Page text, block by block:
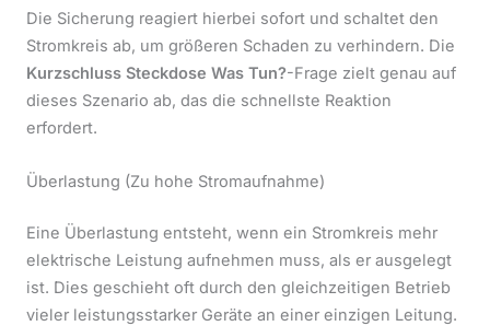
Die Sicherung reagiert hierbei sofort und schaltet den
Stromkreis ab, um größeren Schaden zu verhindern. Die
Kurzschluss Steckdose Was Tun?-Frage zielt genau auf
dieses Szenario ab, das die schnellste Reaktion
erfordert.
Überlastung (Zu hohe Stromaufnahme)
Eine Überlastung entsteht, wenn ein Stromkreis mehr
elektrische Leistung aufnehmen muss, als er ausgelegt
ist. Dies geschieht oft durch den gleichzeitigen Betrieb
vieler leistungsstarker Geräte an einer einzigen Leitung.